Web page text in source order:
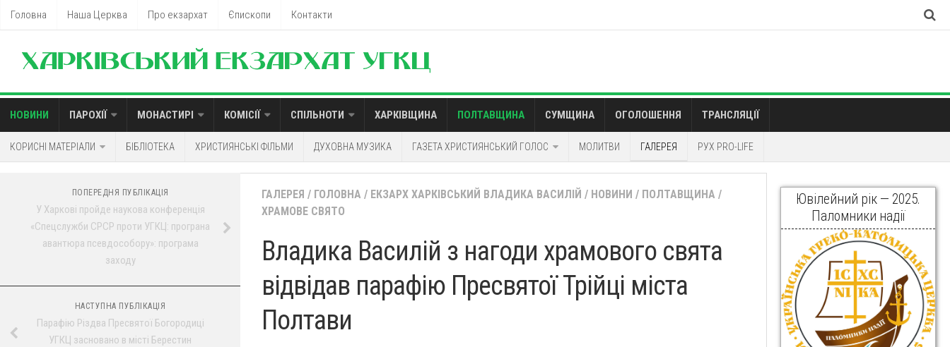
Головна Наша Церква Про екзархат Єпископи Контакти
НОВИНИ ПАРОХІЇ МОНАСТИРІ КОМІСІЇ СПІЛЬНОТИ ХАРКІВЩИНА ПОЛТАВЩИНА СУМЩИНА ОГОЛОШЕННЯ ТРАНСЛЯЦІЇ
КОРИСНІ МАТЕРІАЛИ БІБЛІОТЕКА ХРИСТИЯНСЬКІ ФІЛЬМИ ДУХОВНА МУЗИКА ГАЗЕТА ХРИСТИЯНСЬКИЙ ГОЛОС МОЛИТВИ ГАЛЕРЕЯ РУХ PRO-LIFE
ГАЛЕРЕЯ / ГОЛОВНА / ЕКЗАРХ ХАРКІВСЬКИЙ ВЛАДИКА ВАСИЛІЙ / НОВИНИ / ПОЛТАВЩИНА /
ХРАМОВЕ СВЯТО
Владика Василій з нагоди храмового свята
відвідав парафію Пресвятої Трійці міста
Полтави
ПОПЕРЕДНЯ ПУБЛІКАЦІЯ
У Харкові пройде наукова конференція
«Спецслужби СРСР проти УГКЦ: програна
авантюра псевдособору»: програма
заходу
НАСТУПНА ПУБЛІКАЦІЯ
Парафію Різдва Пресвятої Богородиці
УГКЦ засновано в місті Берестин
Ювілейний рік — 2025.
Паломники надії